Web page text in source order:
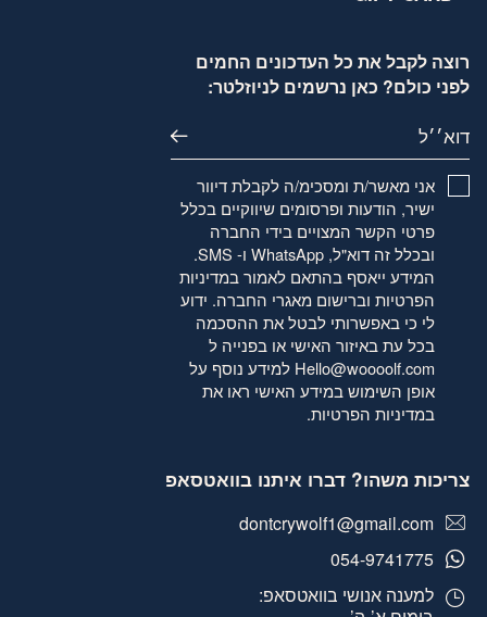
רוצה לקבל את כל העדכונים החמים
לפני כולם? כאן נרשמים לניוזלטר:
דוא׳׳ל
אני מאשר/ת ומסכימ/ה לקבלת דיוור
ישיר, הודעות ופרסומים שיווקיים בכלל
פרטי הקשר המצויים בידי החברה
ובכלל זה דוא"ל, WhatsApp ו- SMS.
המידע ייאסף בהתאם לאמורבמדיניות
הפרטיותוברישום מאגרי החברה. ידוע
לי כי באפשרותי לבטל את ההסכמה
בכל עת באיזור האישי או בפנייה ל
Hello@woooolf.com למידע נוסף על
אופן השימוש במידע האישי ראו את
במדיניות הפרטיות.
צריכות משהו? דברו איתנו בוואטסאפ
dontcrywolf1@gmail.com
054-9741775
למענה אנושי בוואטסאפ: